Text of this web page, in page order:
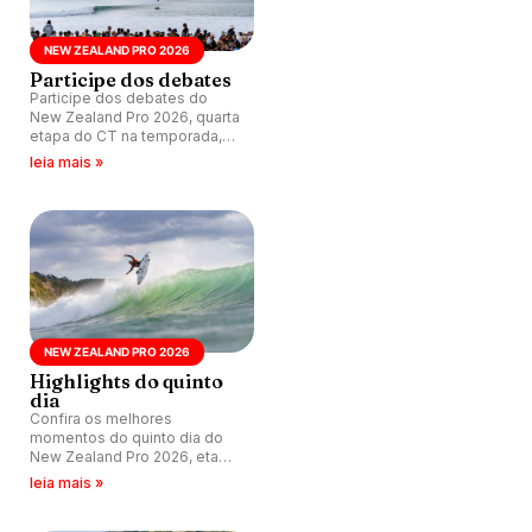
NEW ZEALAND PRO 2026
Participe dos debates
Participe dos debates do
New Zealand Pro 2026, quarta
etapa do CT na temporada,
que acontece nas ondas de
leia mais »
NEW ZEALAND PRO 2026
Highlights do quinto
dia
Confira os melhores
momentos do quinto dia do
New Zealand Pro 2026, etapa
de número 4 do CT na
leia mais »